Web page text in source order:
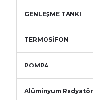
GENLEŞME TANKI
TERMOSİFON
POMPA
Alüminyum Radyatör